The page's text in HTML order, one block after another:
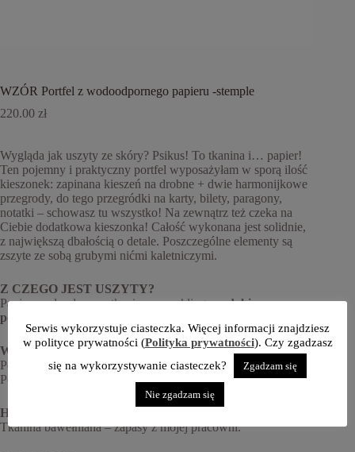
WZÓR Portfel z wodoodpornego papieru -stemple
220.00 zł
Wygląda jak uszyty ze skóry? Psikus! To tkanina i… papier!
Ten pojemny i praktyczny portfel wyposażyłam w sporą ilość
kieszonek: zapinana kieszeń na drobne + dwie harmonijkowe
przegrody, do tego przegródki na karty, bilety, paragony,
notatki – schowasz tu wszystko! Na zewnątrz też czeka na
Ciebie dodatkowa kieszonka! Całość wykonana jest solidnie,
z największą dbałością o detale. Poszczególne elementy są
zszyte ze sobą grubymi nićmi kaletniczymi.
Z CZEGO JEST USZYTY?
Papier wodoodporny, tkanina z recyklinguozdobiona za
pomocą stempli w szyszki (kolor farby: ciemna zieleń)
WYMIARY:
Po złożeniu: 10 x 15 cm, po rozłożeniu: 10 x 21 cm.
Portfel mieści się do nerki standard i mini.
HISTORIA:
Tkanina bawełniana – zapasy z mojej pracowni.
Serwis wykorzystuje ciasteczka. Więcej informacji znajdziesz
w polityce prywatności (Polityka prywatności). Czy zgadzasz
się na wykorzystywanie ciasteczek?
Zgadzam się
Nie zgadzam się